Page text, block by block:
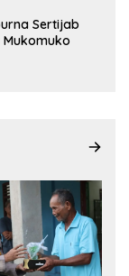
Sertijab